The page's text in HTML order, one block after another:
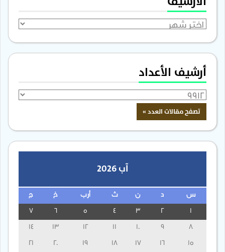
الأرشيف
أرشيف الأعداد
آب 2026
س ن ث أرب خ ج
3
13
14
15
16
17
18
19
20
21